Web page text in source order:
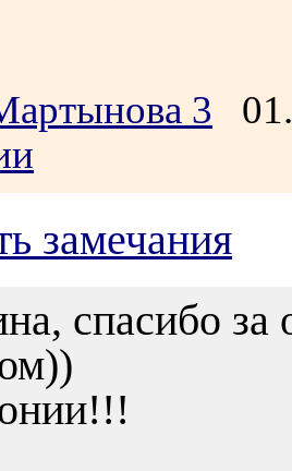
3
замечания
спасибо за